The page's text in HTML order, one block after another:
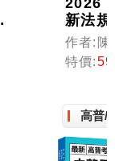
新法
點】
全制
概要)
特考
特考）
作者:陳
特價:
高普/